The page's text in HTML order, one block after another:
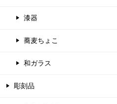
漆器
蕎麦ちょこ
和ガラス
彫刻品